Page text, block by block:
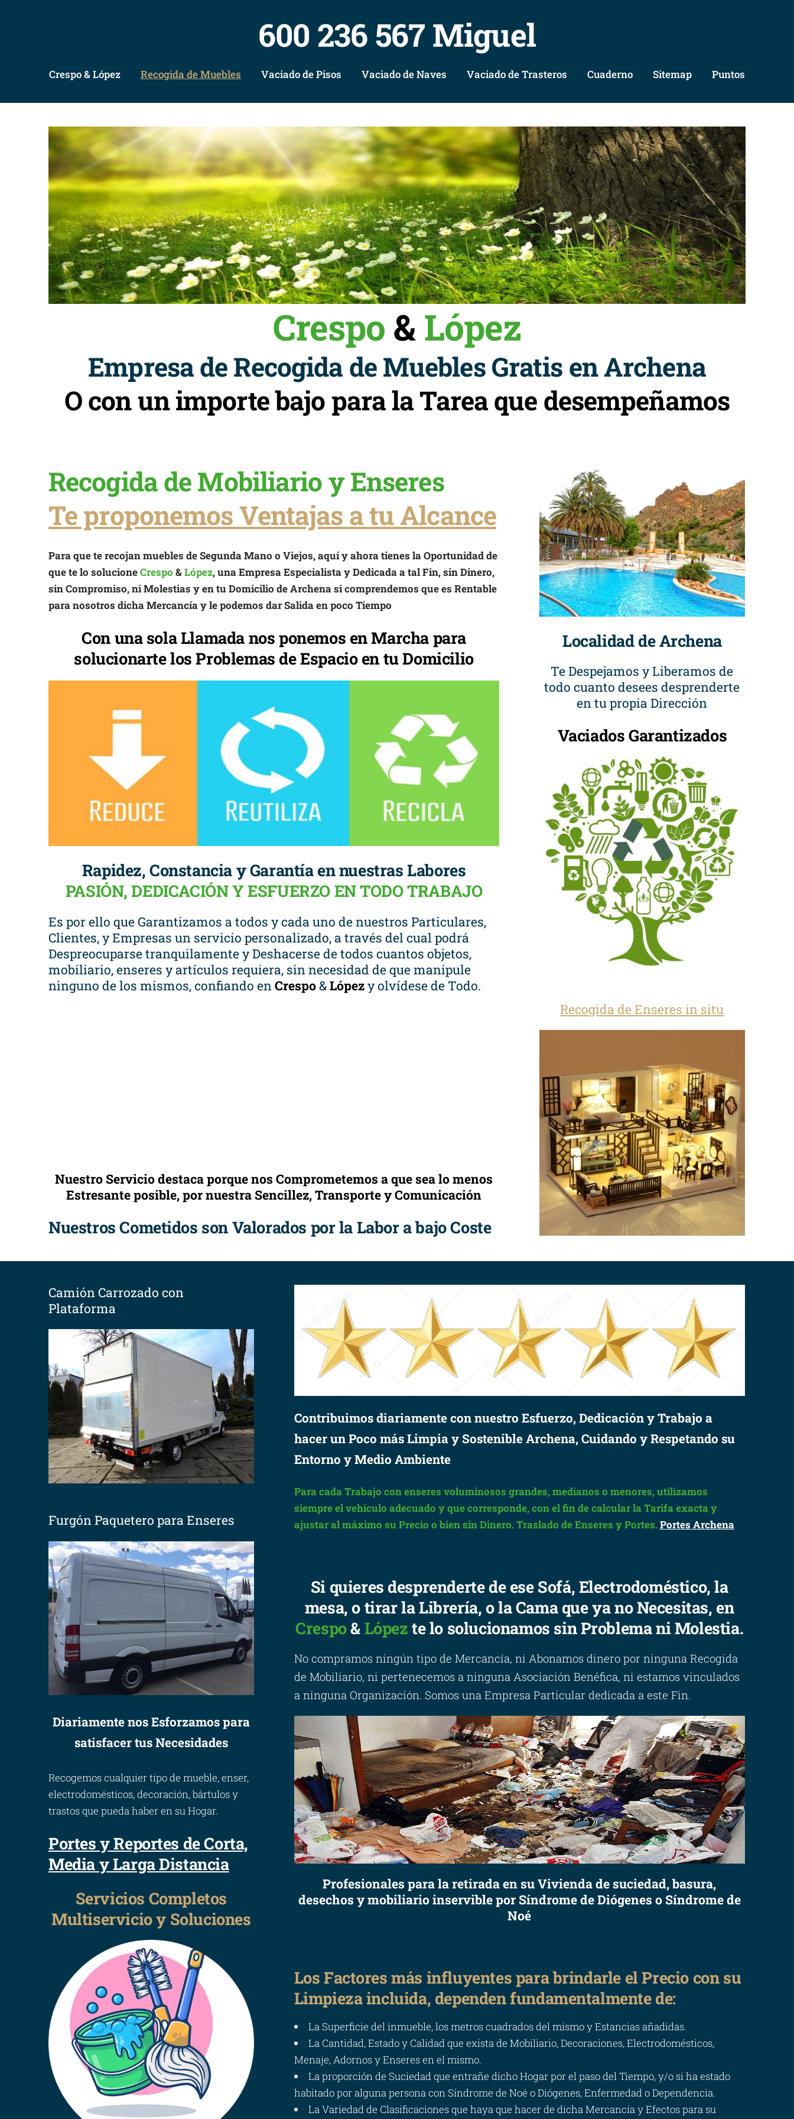
600 236 567 Miguel
Crespo & López Recogida de Muebles Vaciado de Pisos Vaciado de Naves Vaciado de Trasteros Cuaderno Sitemap Puntos
Crespo & López
Empresa de Recogida de Muebles Gratis en Archena
O con un importe bajo para la Tarea que desempeñamos
Recogida de Mobiliario y Enseres
Te proponemos Ventajas a tu Alcance
Para que te recojan muebles de Segunda Mano o Viejos, aquí y ahora tienes la Oportunidad de
que te lo solucioneCrespo &López, una Empresa Especialista y Dedicada a tal Fin, sin Dinero,
sin Compromiso, ni Molestias y en tu Domicilio de Archena si comprendemos que es Rentable
para nosotros dicha Mercancía y le podemos dar Salida en poco Tiempo
Con una sola Llamada nos ponemos en Marcha para
solucionarte los Problemas de Espacio en tu Domicilio
Rapidez, Constancia y Garantía en nuestras Labores
PASIÓN, DEDICACIÓN Y ESFUERZO EN TODO TRABAJO
Es por ello que Garantizamos a todos y cada uno de nuestros Particulares,
Clientes, y Empresas un servicio personalizado, a través del cual podrá
Despreocuparse tranquilamente y Deshacerse de todos cuantos objetos,
mobiliario, enseres y artículos requiera, sin necesidad de que manipule
ninguno de los mismos, confiando en Crespo&Lópezy olvídese de Todo.
Nuestro Servicio destaca porque nos Comprometemos a que sea lo menos
Estresante posible, por nuestra Sencillez, Transporte y Comunicación
Nuestros Cometidos son Valorados por la Labor a bajo Coste
Localidad de Archena
Te Despejamos y Liberamos de
todo cuanto desees desprenderte
en tu propia Dirección
Vaciados Garantizados
Recogida de Enseres in situ
Camión Carrozado con
Plataforma
Furgón Paquetero para Enseres
Diariamente nos Esforzamos para
satisfacer tus Necesidades
Recogemos cualquier tipo de mueble, enser,
electrodomésticos, decoración, bártulos y
trastos que pueda haber en su Hogar.
Portes y Reportes de Corta,
Media y Larga Distancia
Servicios Completos
Multiservicio y Soluciones
Contribuimos diariamente con nuestro Esfuerzo, Dedicación y Trabajo a
hacer un Poco más Limpia y Sostenible Archena, Cuidando y Respetando su
Entorno y Medio Ambiente
Para cada Trabajo con enseres voluminosos grandes, medianos o menores, utilizamos
siempre el vehículo adecuado y que corresponde, con el fin de calcular la Tarifa exacta y
ajustar al máximo su Precio o bien sin Dinero. Traslado de Enseres y Portes.Portes Archena
Si quieres desprenderte de ese Sofá, Electrodoméstico, la
mesa, o tirar la Librería, o la Cama que ya no Necesitas, en
Crespo&Lópezte lo solucionamos sin Problema ni Molestia.
No compramos ningún tipo de Mercancía, ni Abonamos dinero por ninguna Recogida
de Mobiliario, ni pertenecemos a ninguna Asociación Benéfica, ni estamos vinculados
a ninguna Organización. Somos una Empresa Particular dedicada a este Fin.
Profesionales para la retirada en su Vivienda de suciedad, basura,
desechos y mobiliario inservible por Síndrome de Diógenes o Síndrome de
Noé
Los Factores más influyentes para brindarle el Precio con su
Limpieza incluida, dependen fundamentalmente de:
La Superficie del inmueble, los metros cuadrados del mismo y Estancias añadidas.
La Cantidad, Estado y Calidad que exista de Mobiliario, Decoraciones, Electrodomésticos,
Menaje, Adornos y Enseres en el mismo.
La proporción de Suciedad que entrañe dicho Hogar por el paso del Tiempo, y/o si ha estado
habitado por alguna persona con Síndrome de Noé o Diógenes, Enfermedad o Dependencia.
La Variedad de Clasificaciones que haya que hacer de dicha Mercancía y Efectos para su